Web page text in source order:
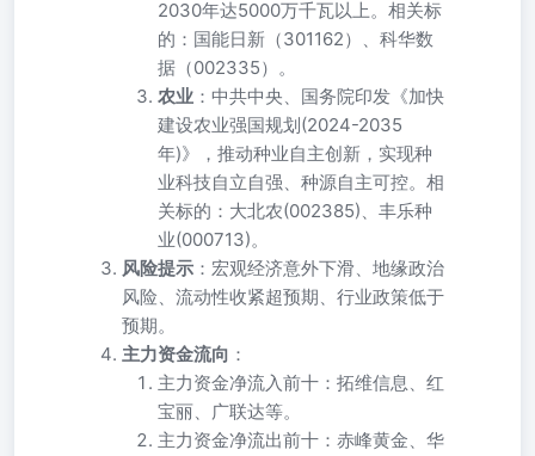
2030年达5000万千瓦以上。相关标
的：国能日新（301162）、科华数
据（002335）。
农业 ：中共中央、国务院印发《加快
建设农业强国规划(2024-2035
年)》，推动种业自主创新，实现种
业科技自立自强、种源自主可控。相
关标的：大北农(002385)、丰乐种
业(000713)。
风险提示 ：宏观经济意外下滑、地缘政治
风险、流动性收紧超预期、行业政策低于
预期。
主力资金流向 ：
主力资金净流入前十：拓维信息、红
宝丽、广联达等。
主力资金净流出前十：赤峰黄金、华